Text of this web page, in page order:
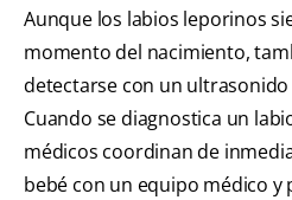
Aunque los labios leporinos
momento del nacimiento,
detectarse con un
Cuando se diagnostica un
médicos coordinan de
bebé con un equipo médico y